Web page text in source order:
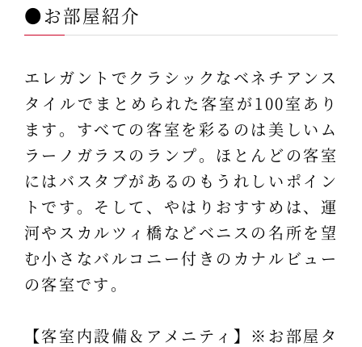
●お部屋紹介
エレガントでクラシックなベネチアンス
タイルでまとめられた客室が100室あり
ます。すべての客室を彩るのは美しいム
ラーノガラスのランプ。ほとんどの客室
にはバスタブがあるのもうれしいポイン
トです。そして、やはりおすすめは、運
河やスカルツィ橋などベニスの名所を望
む小さなバルコニー付きのカナルビュー
の客室です。
【客室内設備＆アメニティ】※お部屋タ